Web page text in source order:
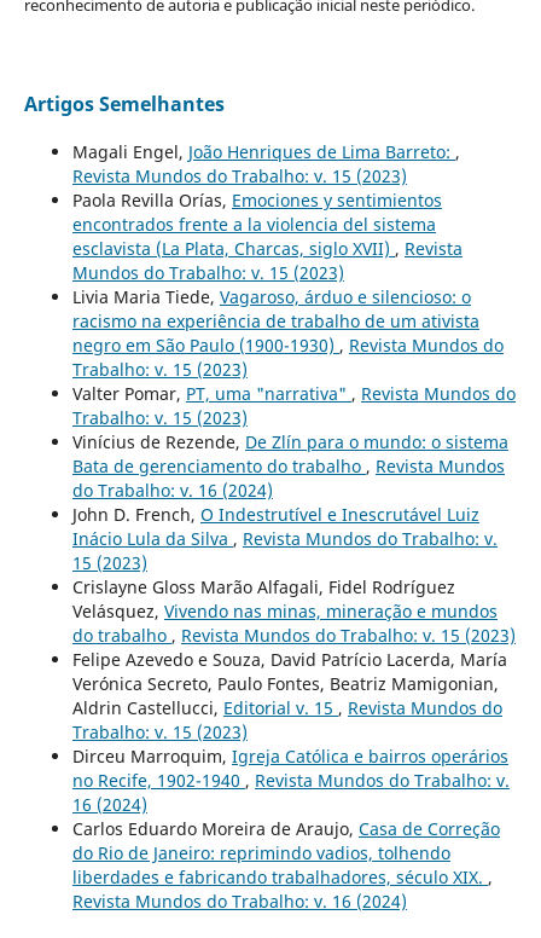
Artigos Semelhantes
Magali Engel, João Henriques de Lima Barreto: ,
Revista Mundos do Trabalho: v. 15 (2023)
Paola Revilla Orías, Emociones y sentimientos
encontrados frente a la violencia del sistema
esclavista (La Plata, Charcas, siglo XVII) , Revista
Mundos do Trabalho: v. 15 (2023)
Livia Maria Tiede, Vagaroso, árduo e silencioso: o
racismo na experiência de trabalho de um ativista
negro em São Paulo (1900-1930) , Revista Mundos do
Trabalho: v. 15 (2023)
Valter Pomar, PT, uma "narrativa" , Revista Mundos do
Trabalho: v. 15 (2023)
Vinícius de Rezende, De Zlín para o mundo: o sistema
Bata de gerenciamento do trabalho , Revista Mundos
do Trabalho: v. 16 (2024)
John D. French, O Indestrutível e Inescrutável Luiz
Inácio Lula da Silva , Revista Mundos do Trabalho: v.
15 (2023)
Crislayne Gloss Marão Alfagali, Fidel Rodríguez
Velásquez, Vivendo nas minas, mineração e mundos
do trabalho , Revista Mundos do Trabalho: v. 15 (2023)
Felipe Azevedo e Souza, David Patrício Lacerda, María
Verónica Secreto, Paulo Fontes, Beatriz Mamigonian,
Aldrin Castellucci, Editorial v. 15 , Revista Mundos do
Trabalho: v. 15 (2023)
Dirceu Marroquim, Igreja Católica e bairros operários
no Recife, 1902-1940 , Revista Mundos do Trabalho: v.
16 (2024)
Carlos Eduardo Moreira de Araujo, Casa de Correção
do Rio de Janeiro: reprimindo vadios, tolhendo
liberdades e fabricando trabalhadores, século XIX. ,
Revista Mundos do Trabalho: v. 16 (2024)